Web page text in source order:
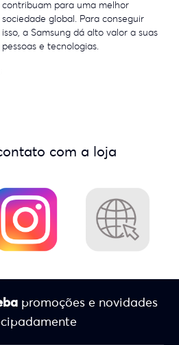
contribuam para uma melhor
sociedade global. Para conseguir
isso, a Samsung dá alto valor a suas
pessoas e tecnologias.
com a loja
promoções e novidades